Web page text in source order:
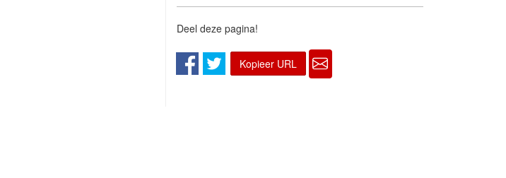
Deel deze pagina!
Kopieer URL